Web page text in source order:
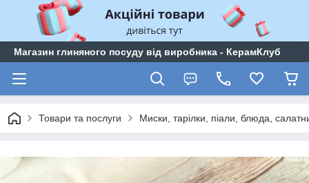
Магазин глиняного посуду від виробника - КерамКлуб
Товари та послуги Миски, тарілки, піали, блюда,